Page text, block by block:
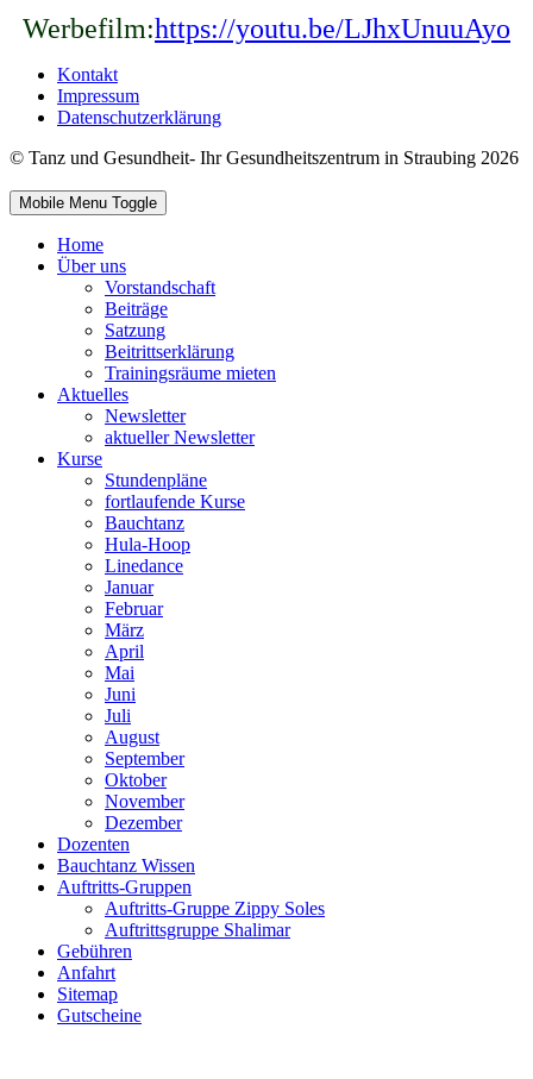
Werbefilm:https://youtu.be/LJhxUnuuAyo
Kontakt
Impressum
Datenschutzerklärung
© Tanz und Gesundheit- Ihr Gesundheitszentrum in Straubing 2026
Mobile Menu Toggle
Home
Über uns
Vorstandschaft
Beiträge
Satzung
Beitrittserklärung
Trainingsräume mieten
Aktuelles
Newsletter
aktueller Newsletter
Kurse
Stundenpläne
fortlaufende Kurse
Bauchtanz
Hula-Hoop
Linedance
Januar
Februar
März
April
Mai
Juni
Juli
August
September
Oktober
November
Dezember
Dozenten
Bauchtanz Wissen
Auftritts-Gruppen
Auftritts-Gruppe Zippy Soles
Auftrittsgruppe Shalimar
Gebühren
Anfahrt
Sitemap
Gutscheine